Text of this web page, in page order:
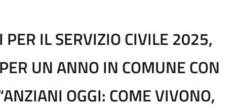
IL SERVIZIO CIVILE 2025,
UN ANNO IN COMUNE CON
OGGI: COME VIVONO,